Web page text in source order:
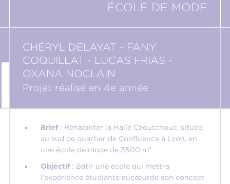
ÉCOLE DE MODE
CHÉRYL DELAYAT - FANY
COQUILLAT - LUCAS FRIAS -
OXANA NOCLAIN
Projet réalisé en 4e année
Brief: Réhabiliter la Halle Caoutchouc, située
au sud de quartier de Confluence à Lyon, en
une école de mode de 3500 m².
Objectif : Bâtir une école qui mettra
l'expérience étudiante aucœurde son concept